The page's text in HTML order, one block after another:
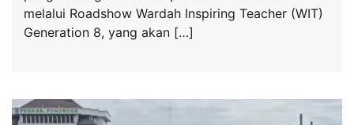
melalui Roadshow Wardah Inspiring Teacher (WIT)
Generation 8, yang akan […]